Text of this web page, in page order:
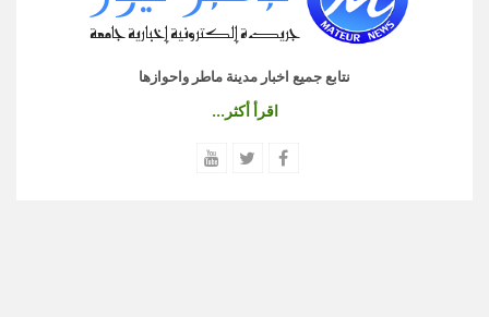
نتابع جميع اخبار مدينة ماطر واحوازها
اقرأ أكثر...